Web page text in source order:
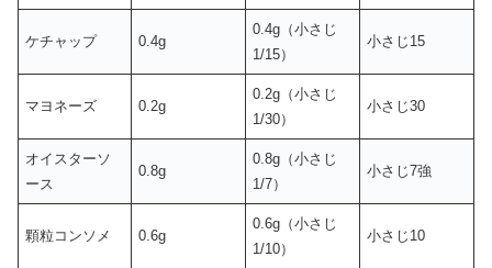
ケチャップ 0.4g
0.4g（小さじ
1/15）
小さじ15
マヨネーズ 0.2g
0.2g（小さじ
1/30）
小さじ30
オイスターソ
ース
0.8g
0.8g（小さじ
1/7）
小さじ7強
顆粒コンソメ 0.6g
0.6g（小さじ
1/10）
小さじ10